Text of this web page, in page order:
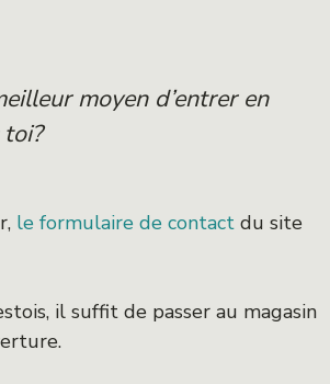
moyen d’entrer en
le formulaire de contact du site
il suffit de passer au magasin